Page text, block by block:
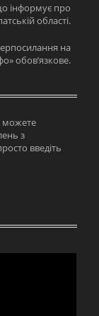
інформує про
області.
на
обов’язкове.
можете
з
введіть